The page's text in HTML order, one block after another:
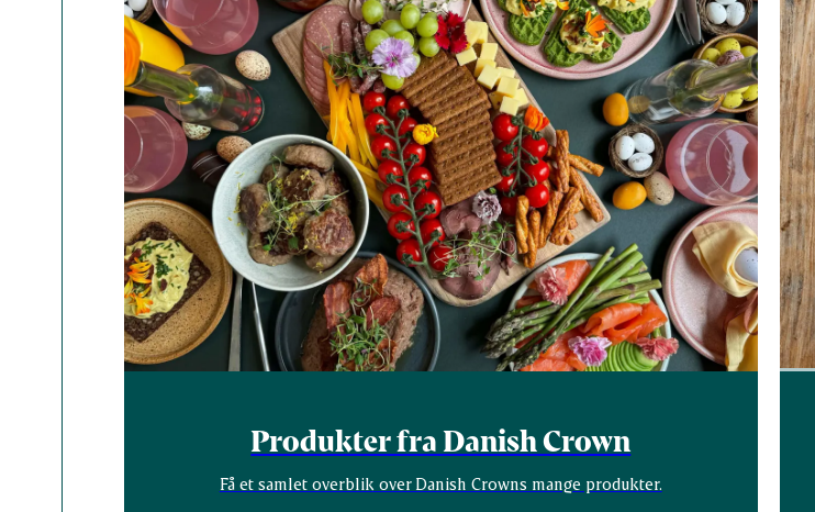
Produkter fra Danish Crown
Få et samlet overblik over Danish Crowns mange produkter.